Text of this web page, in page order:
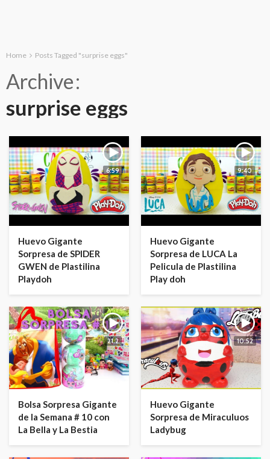
Home Posts Tagged "surprise eggs"
Archive
surprise eggs
6:59
Huevo Gigante
Sorpresa de SPIDER
GWEN de Plastilina
Playdoh
9:40
Huevo Gigante
Sorpresa de LUCA La
Pelicula de Plastilina
Play doh
21:2
Bolsa Sorpresa Gigante
de la Semana # 10 con
La Bella y La Bestia
10:52
Huevo Gigante
Sorpresa de Miraculuos
Ladybug